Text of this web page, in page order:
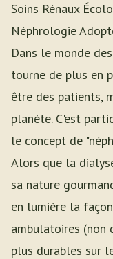
Soins Rénaux
Néphrologie
Dans le monde
tourne de plus en
être des patients,
planète. C'est
le concept de
Alors que la
sa nature
en lumière la
ambulatoires (non
plus durables sur